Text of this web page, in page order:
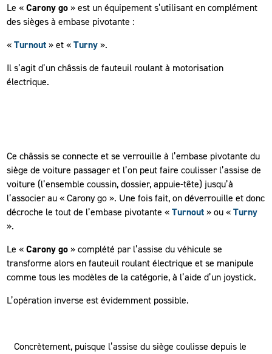
Le «Carony go» est un équipement s’utilisant en complément
des sièges à embase pivotante :
«Turnout» et «Turny».
Il s’agit d’un châssis de fauteuil roulant à motorisation
électrique.
Ce châssis se connecte et se verrouille à l’embase pivotante du
siège de voiture passager et l’on peut faire coulisser l’assise de
voiture (l’ensemble coussin, dossier, appuie-tête) jusqu’à
l’associer au « Carony go ». Une fois fait, on déverrouille et donc
décroche le tout de l’embase pivotante «Turnout» ou «Turny
».
Le «Carony go» complété par l’assise du véhicule se
transforme alors en fauteuil roulant électrique et se manipule
comme tous les modèles de la catégorie, à l’aide d’un joystick.
L’opération inverse est évidemment possible.
Concrètement, puisque l’assise du siège coulisse depuis le